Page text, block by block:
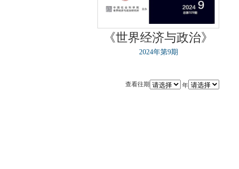
《世界经济与政治》
2024年第9期
查看往期 年